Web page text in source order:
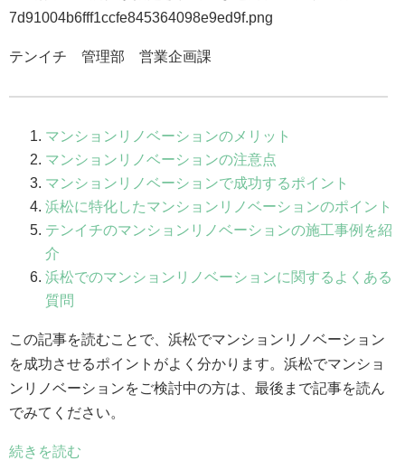
テンイチ 管理部 営業企画課
マンションリノベーションのメリット
マンションリノベーションの注意点
マンションリノベーションで成功するポイント
浜松に特化したマンションリノベーションのポイント
テンイチのマンションリノベーションの施工事例を紹
介
浜松でのマンションリノベーションに関するよくある
質問
この記事を読むことで、浜松でマンションリノベーション
を成功させるポイントがよく分かります。浜松でマンショ
ンリノベーションをご検討中の方は、最後まで記事を読ん
でみてください。
続きを読む